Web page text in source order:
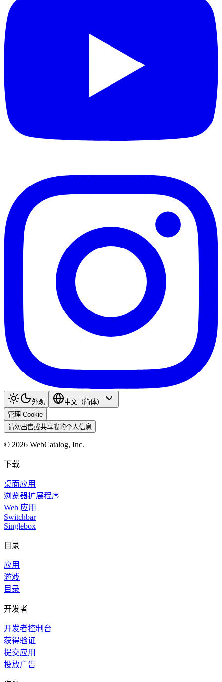
外观
中文（简体）
管理 Cookie
请勿出售或共享我的个人信息
© 2026 WebCatalog, Inc.
下载
桌面应用
浏览器扩展程序
Web 应用
Switchbar
Singlebox
目录
应用
游戏
目录
开发者
开发者控制台
获得验证
提交应用
投放广告